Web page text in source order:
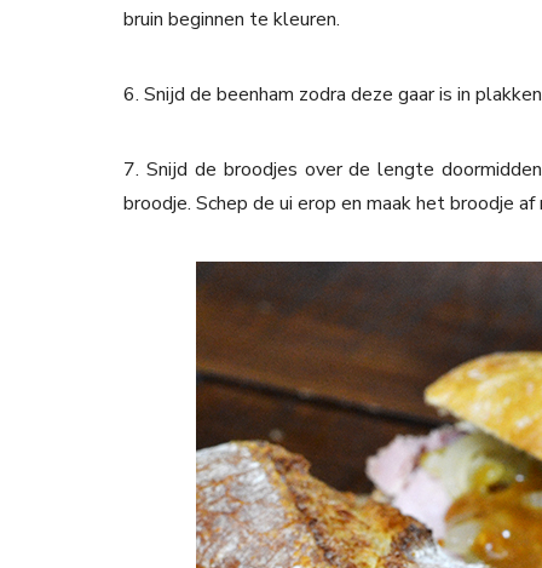
bruin beginnen te kleuren.
6. Snijd de beenham zodra deze gaar is in
7. Snijd de broodjes over de lengte
broodje. Schep de ui erop en maak het broodje